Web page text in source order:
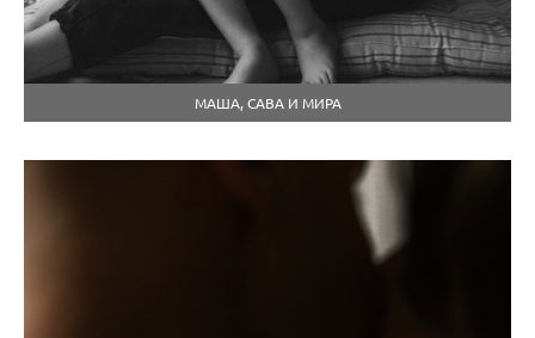
МАША, САВА И МИРА